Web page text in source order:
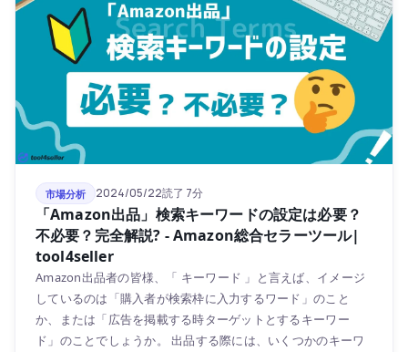
市場分析 2024/05/22読了 7分
「Amazon出品」検索キーワードの設定は必要？
不必要？完全解説? - Amazon総合セラーツール|
tool4seller
Amazon出品者の皆様、「 キーワード 」と言えば、イメージ
しているのは「購入者が検索枠に入力するワード」のこと
か、または「広告を掲載する時ターゲットとするキーワー
ド」のことでしょうか。 出品する際には、いくつかのキーワ